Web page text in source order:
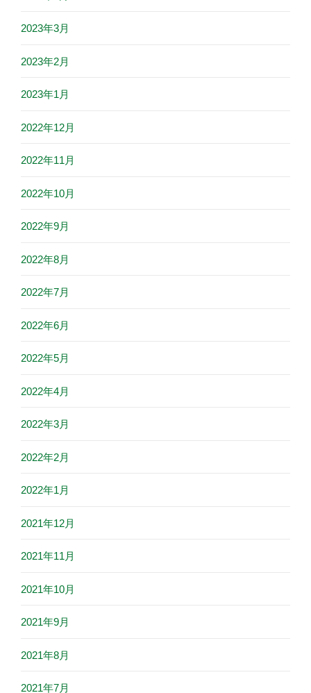
2023年3月
2023年2月
2023年1月
2022年12月
2022年11月
2022年10月
2022年9月
2022年8月
2022年7月
2022年6月
2022年5月
2022年4月
2022年3月
2022年2月
2022年1月
2021年12月
2021年11月
2021年10月
2021年9月
2021年8月
2021年7月